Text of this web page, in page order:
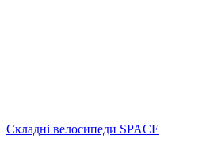
Складні велосипеди SPACE